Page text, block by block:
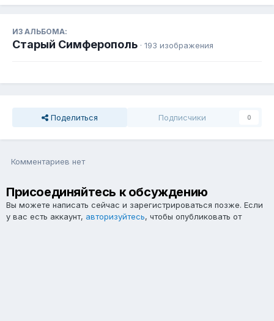
ИЗ АЛЬБОМА:
Старый Симферополь · 193 изображения
Поделиться Подписчики 0
Комментариев нет
Присоединяйтесь к обсуждению
Вы можете написать сейчас и зарегистрироваться позже. Если
у вас есть аккаунт, авторизуйтесь, чтобы опубликовать от